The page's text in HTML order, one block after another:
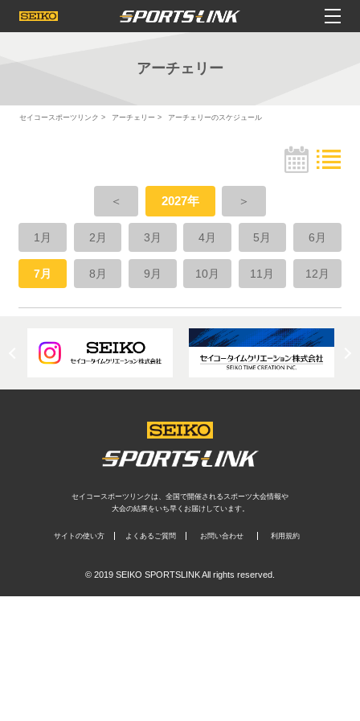
アーチェリー
セイコースポーツリンク アーチェリー アーチェリーのスケジュール
＜ 2027年 ＞
1月 2月 3月 4月 5月 6月
7月 8月 9月 10月 11月 12月
セイコースポーツリンクは、全国で開催されるスポーツ大会情報や
大会の結果をいち早くお届けしています。
サイトの使い方 よくあるご質問 お問い合わせ 利用規約
© 2019 SEIKO SPORTSLINK All rights reserved.